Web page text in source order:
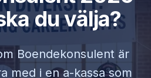
du välja?
Boendekonsulentär
med i en a-kassa som